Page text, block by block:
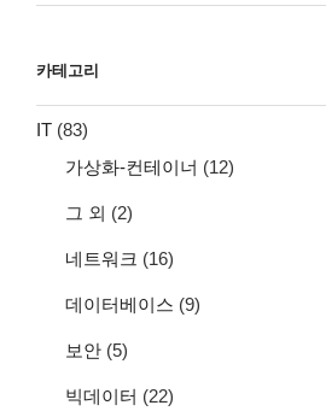
카테고리
IT (83)
가상화-컨테이너 (12)
그 외 (2)
네트워크 (16)
데이터베이스 (9)
보안 (5)
빅데이터 (22)